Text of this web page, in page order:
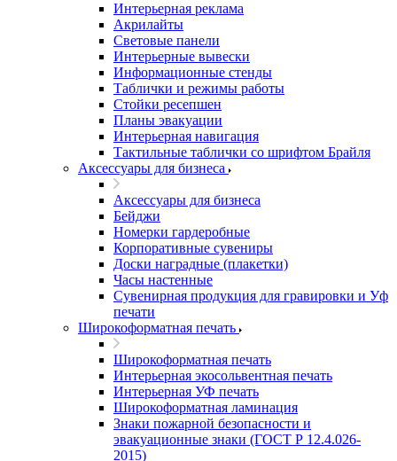
Интерьерная реклама
Акрилайты
Световые панели
Интерьерные вывески
Информационные стенды
Таблички и режимы работы
Стойки ресепшен
Планы эвакуации
Интерьерная навигация
Тактильные таблички со шрифтом Брайля
Аксессуары для бизнеса
Аксессуары для бизнеса
Бейджи
Номерки гардеробные
Корпоративные сувениры
Доски наградные (плакетки)
Часы настенные
Сувенирная продукция для гравировки и Уф
печати
Широкоформатная печать
Широкоформатная печать
Интерьерная экосольвентная печать
Интерьерная УФ печать
Широкоформатная ламинация
Знаки пожарной безопасности и
эвакуационные знаки (ГОСТ Р 12.4.026-
2015)